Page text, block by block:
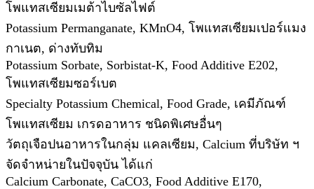
โพแทสเซียมเมต้าไบซัลไฟต์
Potassium Permanganate, KMnO4, โพแทสเซียมเปอร์แมง
กาเนต, ด่างทับทิม
Potassium Sorbate, Sorbistat-K, Food Additive E202,
โพแทสเซียมซอร์เบต
Specialty Potassium Chemical, Food Grade, เคมีภัณฑ์
โพแทสเซียม เกรดอาหาร ชนิดพิเศษอื่นๆ
วัตถุเจือปนอาหารในกลุ่ม แคลเซียม, Calcium ที่บริษัท ฯ
จัดจำหน่ายในปัจจุบัน ได้แก่
Calcium Carbonate, CaCO3, Food Additive E170,